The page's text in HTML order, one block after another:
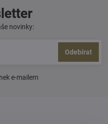
novinky:
Odebírat
e-mailem